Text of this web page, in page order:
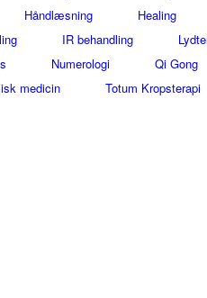
Håndlæsning Healing
IR behandling
Numerologi Qi Gong
medicin
Totum Kropsterapi